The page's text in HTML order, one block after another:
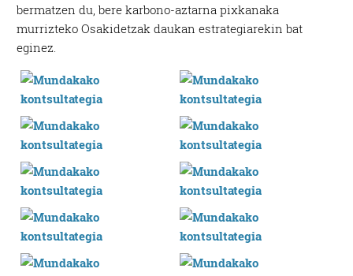
bermatzen du, bere karbono-aztarna pixkanaka
murrizteko Osakidetzak daukan estrategiarekin bat
eginez.